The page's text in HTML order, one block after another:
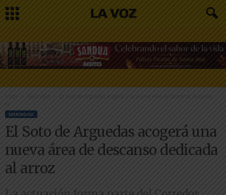
Inicio
El Soto de Arguedas acogerá una nueva área de descanso dedicada
MERINDAD
El Soto de Arguedas acogerá una
nueva área de descanso dedicada
al arroz